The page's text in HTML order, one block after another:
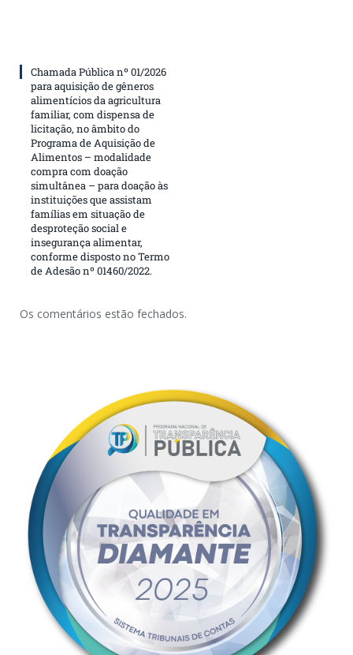
Chamada Pública nº 01/2026
para aquisição de gêneros
alimentícios da agricultura
familiar, com dispensa de
licitação, no âmbito do
Programa de Aquisição de
Alimentos – modalidade
compra com doação
simultânea – para doação às
instituições que assistam
famílias em situação de
desproteção social e
insegurança alimentar,
conforme disposto no Termo
de Adesão nº 01460/2022.
Os comentários estão fechados.